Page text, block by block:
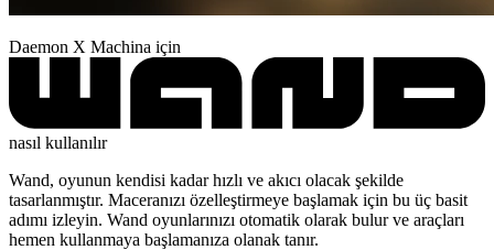
Daemon X Machina için
nasıl kullanılır
Wand, oyunun kendisi kadar hızlı ve akıcı olacak şekilde
tasarlanmıştır. Maceranızı özelleştirmeye başlamak için bu üç basit
adımı izleyin. Wand oyunlarınızı otomatik olarak bulur ve araçları
hemen kullanmaya başlamanıza olanak tanır.